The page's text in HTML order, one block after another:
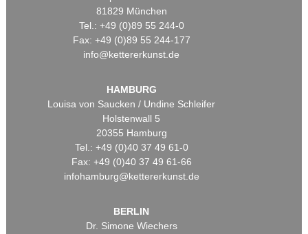
81829 München
Tel.: +49 (0)89 55 244-0
Fax: +49 (0)89 55 244-177
info@kettererkunst.de
HAMBURG
Louisa von Saucken / Undine Schleifer
Holstenwall 5
20355 Hamburg
Tel.: +49 (0)40 37 49 61-0
Fax: +49 (0)40 37 49 61-66
infohamburg@kettererkunst.de
BERLIN
Dr. Simone Wiechers